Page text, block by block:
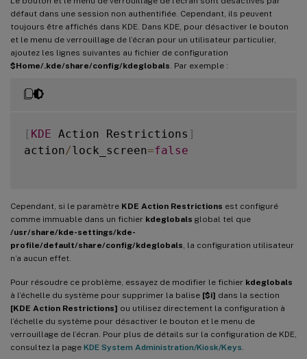
défaut dans une session non authentifiée. Cependant, ils peuvent
toujours être affichés dans KDE. Dans KDE, pour désactiver le bouton
et le menu de verrouillage de l’écran pour un utilisateur particulier,
ajoutez les lignes suivantes au fichier de configuration
$Home/.kde/share/config/kdeglobals . Par exemple :
[ KDE Action Restrictions ]
action/lock_screen=false
Cependant, si le paramètre KDE Action Restrictions est configuré
comme immuable dans un fichier kdeglobals global tel que
/usr/share/kde-settings/kde-
profile/default/share/config/kdeglobals , la configuration utilisateur
n’a aucun effet.
Pour résoudre ce problème, essayez de modifier le fichier kdeglobals
à l’échelle du système pour supprimer la balise [$i] dans la section
[KDE Action Restrictions] ou utilisez directement la configuration à
l’échelle du système pour désactiver le bouton et le menu de
verrouillage de l’écran. Pour plus de détails sur la configuration de KDE,
consultez la page KDE System Administration/Kiosk/Keys